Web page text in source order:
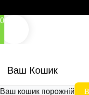
0
Ваш Кошик
Ваш кошик порожній